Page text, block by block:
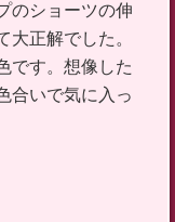
のショーツの伸
正解でした。
です。想像した
合いで気に入っ